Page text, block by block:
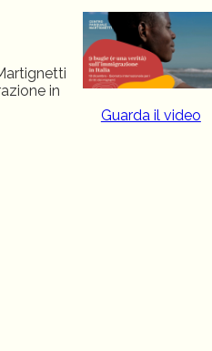
in
Guarda il video